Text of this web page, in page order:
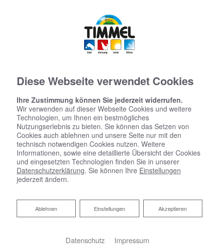
Diese Webseite verwendet Cookies
Ihre Zustimmung können Sie jederzeit widerrufen.
Wir verwenden auf dieser Webseite Cookies und weitere
Technologien, um Ihnen ein bestmögliches
Nutzungserlebnis zu bieten. Sie können das Setzen von
Cookies auch ablehnen und unsere Seite nur mit den
technisch notwendigen Cookies nutzen. Weitere
Informationen, sowie eine detaillierte Übersicht der Cookies
und eingesetzten Technologien finden Sie in unserer
Datenschutzerklärung. Sie können Ihre Einstellungen
jederzeit ändern.
Akzeptieren
Einstellungen
Ablehnen
Ablehnen
Datenschutz Impressum